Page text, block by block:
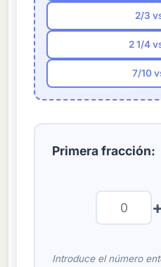
2/3
2 1/4
7/10
Primera fracción:
Introduce el número